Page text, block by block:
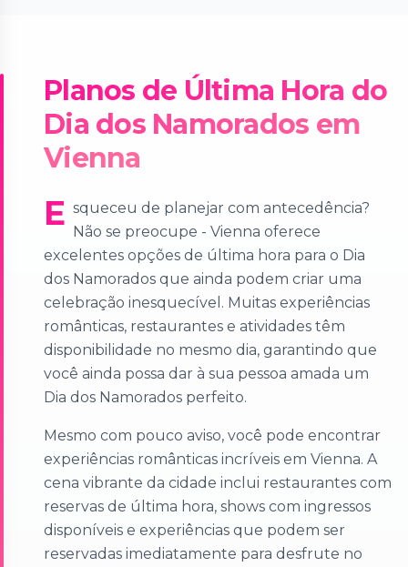
Planos de Última Hora do
Dia dos Namorados em
Vienna
E squeceu de planejar com antecedência?
Não se preocupe - Vienna oferece
excelentes opções de última hora para o Dia
dos Namorados que ainda podem criar uma
celebração inesquecível. Muitas experiências
românticas, restaurantes e atividades têm
disponibilidade no mesmo dia, garantindo que
você ainda possa dar à sua pessoa amada um
Dia dos Namorados perfeito.
Mesmo com pouco aviso, você pode encontrar
experiências românticas incríveis em Vienna. A
cena vibrante da cidade inclui restaurantes com
reservas de última hora, shows com ingressos
disponíveis e experiências que podem ser
reservadas imediatamente para desfrute no